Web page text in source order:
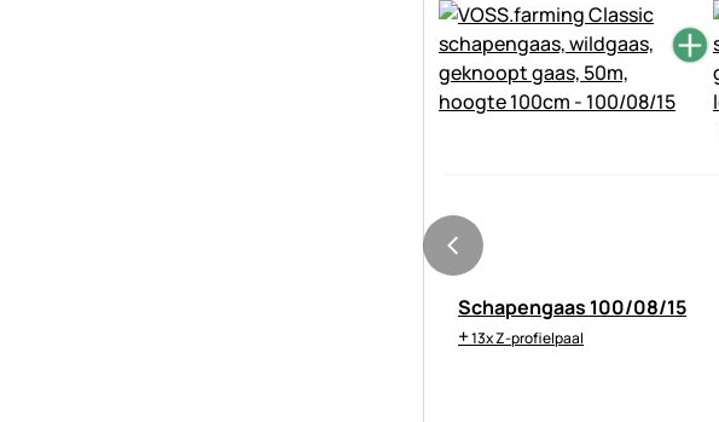
Schapengaas 100/08/15
+13x Z-profielpaal